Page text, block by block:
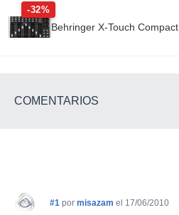
-32%
Behringer X-Touch Compact
COMENTARIOS
#1 por misazam el 17/06/2010